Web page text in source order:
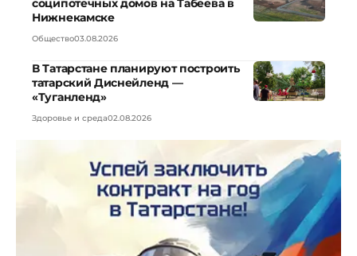
Нижнекамске
Общество03.08.2026
В Татарстане планируют построить
татарский Диснейленд —
«Туганленд»
Здоровье и среда02.08.2026